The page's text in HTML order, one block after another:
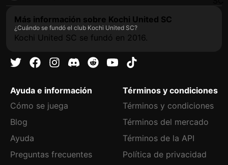
Más información sobre Kochi United SC
¿Cuándo se fundó el club Kochi United SC?
Kochi United SC se fundó en 2016.
Ayuda e información
Cómo se juega
Blog
Ayuda
Preguntas frecuentes
Términos y condiciones
Términos y condiciones
Términos del mercado
Términos de la API
Política de privacidad